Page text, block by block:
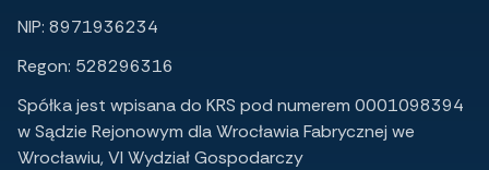
NIP: 8971936234
Regon: 528296316
Spółka jest wpisana do KRS pod numerem 0001098394
w Sądzie Rejonowym dla Wrocławia Fabrycznej we
Wrocławiu, VI Wydział Gospodarczy